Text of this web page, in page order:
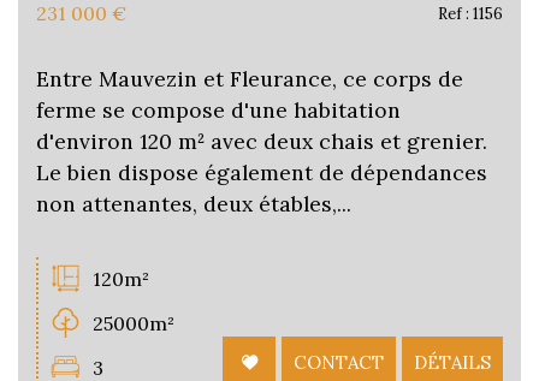
231 000 € Ref : 1156
Entre Mauvezin et Fleurance, ce corps de
ferme se compose d'une habitation
d'environ 120 m² avec deux chais et grenier.
Le bien dispose également de dépendances
non attenantes, deux étables,...
120m²
25000m²
3
CONTACT DÉTAILS